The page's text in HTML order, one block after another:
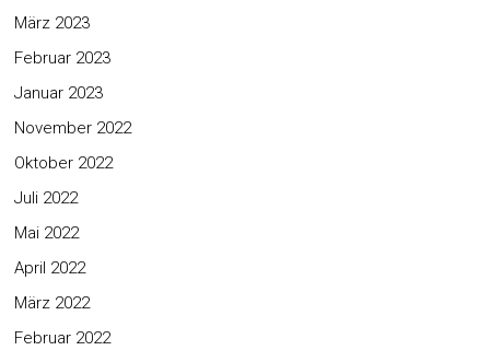
März 2023
Februar 2023
Januar 2023
November 2022
Oktober 2022
Juli 2022
Mai 2022
April 2022
März 2022
Februar 2022